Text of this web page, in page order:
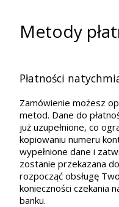
Metody
Płatności
Zamówienie możesz
metod. Dane do
już uzupełnione, co
kopiowaniu numeru
wypełnione dane i
zostanie przekazana
rozpocząć obsługę
konieczności czekania
banku.